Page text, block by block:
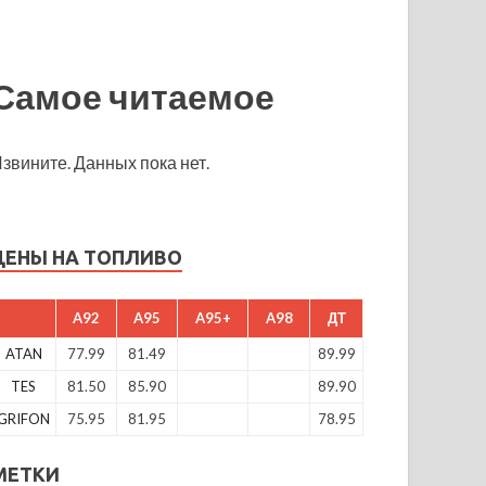
читаемое
Данных пока нет.
НА ТОПЛИВО
A92 A95 A95+ A98 ДТ
ATAN 77.99 81.49
89.99
TES
81.50 85.90
89.90
75.95 81.95 78.95